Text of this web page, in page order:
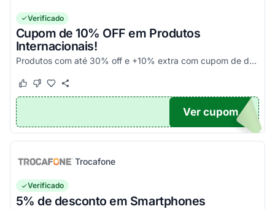
Verificado
Cupom de 10% OFF em Produtos
Internacionais!
Produtos com até 30% off e +10% extra com cupom de desconto em produtos participantes da campanha. Consulte exceções no site. Aplique o código promocional no carrinho e aproveite!
Este cupom funcionou
Este cupom não funcionou
10
Ver cupom
Trocafone
Verificado
5% de desconto em Smartphones